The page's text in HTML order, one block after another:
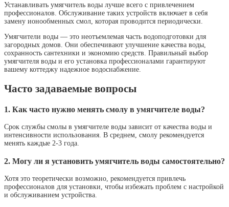
Устанавливать умягчитель воды лучше всего с привлечением
профессионалов. Обслуживание таких устройств включает в себя
замену ионообменных смол, которая проводится периодически.
Умягчители воды — это неотъемлемая часть водоподготовки для
загородных домов. Они обеспечивают улучшение качества воды,
сохранность сантехники и экономию средств. Правильный выбор
умягчителя воды и его установка профессионалами гарантируют
вашему коттеджу надежное водоснабжение.
Часто задаваемые вопросы
1. Как часто нужно менять смолу в умягчителе воды?
Срок службы смолы в умягчителе воды зависит от качества воды и
интенсивности использования. В среднем, смолу рекомендуется
менять каждые 2-3 года.
2. Могу ли я установить умягчитель воды самостоятельно?
Хотя это теоретически возможно, рекомендуется привлечь
профессионалов для установки, чтобы избежать проблем с настройкой
и обслуживанием устройства.